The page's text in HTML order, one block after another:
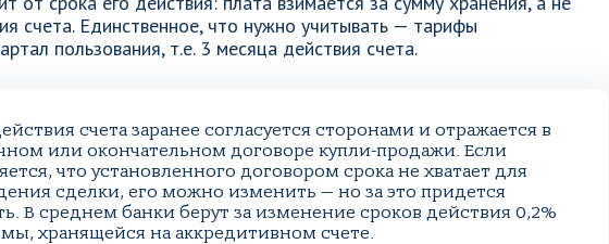
счета. Единственное, что нужно учитывать — тарифы
пользования, т.е. 3 месяца действия счета.
счета заранее согласуется сторонами и отражается в
или окончательном договоре купли-продажи. Если
что установленного договором срока не хватает для
сделки, его можно изменить — но за это придется
В среднем банки берут за изменение сроков действия 0,2%
хранящейся на аккредитивном счете.